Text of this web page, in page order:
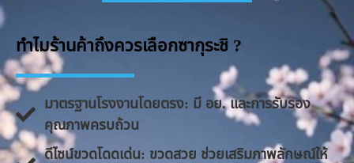
ทำไมร้านค้าถึงควรเลือกซากุระชิ ?
มาตรฐานโรงงานโดยตรง: มี อย. และการรับรอง
คุณภาพครบถ้วน
ดีไซน์ขวดโดดเด่น: ขวดสวย ช่วยเสริมภาพลักษณ์ให้